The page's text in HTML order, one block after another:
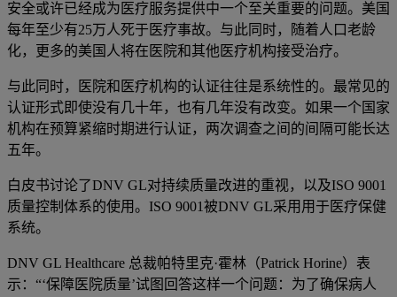
安全或许已经成为医疗服务提供中一个至关重要的问题。美国
每年至少有25万人死于医疗事故。与此同时，随着人口老龄
化，更多的美国人将在医院和其他医疗机构接受治疗。
与此同时，医院和医疗机构的认证往往是系统性的。最常见的
认证形式即使没有几十年，也有几年没有改变。如果一个国家
机构在预算紧缩时期进行认证，两次调查之间的间隔可能长达
五年。
白皮书讨论了DNV GL对持续质量改进的重视，以及ISO 9001
质量控制体系的使用。ISO 9001被DNV GL采用用于医疗保健
系统。
DNV GL Healthcare 总裁帕特里克·霍林（Patrick Horine）表
示：“‘保障医院质量’试图回答这样一个问题：为了确保病人